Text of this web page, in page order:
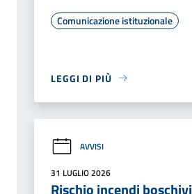
Comunicazione istituzionale
LEGGI DI PIÙ
AVVISI
31 LUGLIO 2026
Rischio incendi boschivi